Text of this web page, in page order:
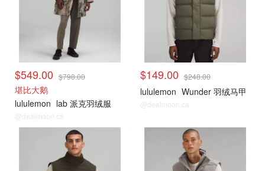
$549.00 $798.00
堪比大鹅
lululemon lab 派克羽绒服
@dealmoon.ca
$149.00 $248.00
lululemon Wunder 羽绒马甲
@dealmoon.ca
男士折扣专区 女生也可穿 男士折扣专区 女生也可穿